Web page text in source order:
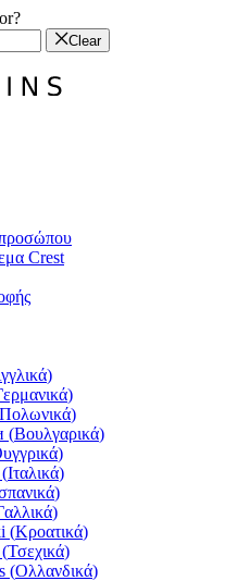
Clear
Crest
)
)
Πολωνικά)
(Βουλγαρικά)
)
(Ιταλικά)
)
)
(Κροατικά)
(Τσεχικά)
(Ολλανδικά)